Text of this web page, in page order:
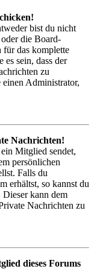
bist du nicht
die Board-
das komplette
es sein, dass der
zu
Administrator,
Nachrichten!
Mitglied sendet,
persönlichen
Falls du
erhältst, so kannst du
kann dem
Nachrichten zu
dieses Forums